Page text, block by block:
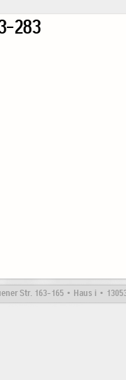
283
Str. 163-165 • Haus i •